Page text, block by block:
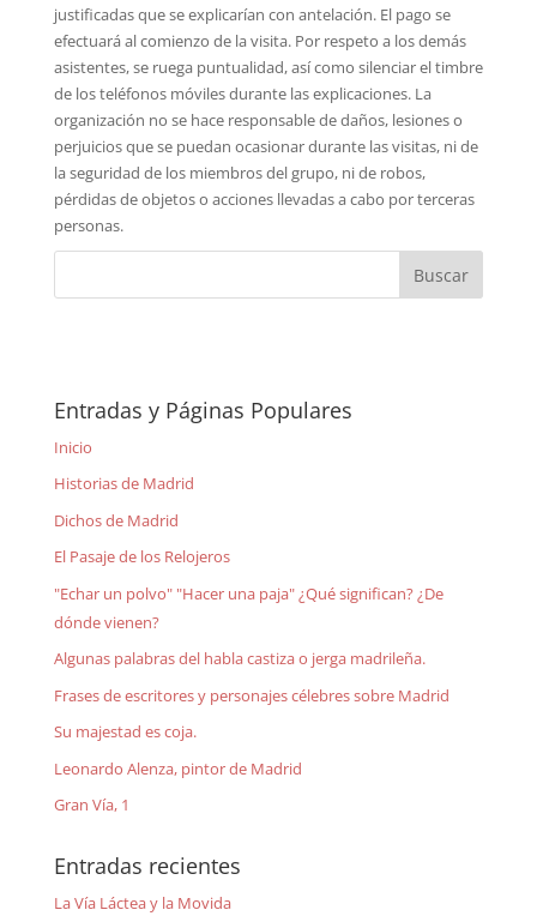
justificadas que se explicarían con antelación. El pago se
efectuará al comienzo de la visita. Por respeto a los demás
asistentes, se ruega puntualidad, así como silenciar el timbre
de los teléfonos móviles durante las explicaciones. La
organización no se hace responsable de daños, lesiones o
perjuicios que se puedan ocasionar durante las visitas, ni de
la seguridad de los miembros del grupo, ni de robos,
pérdidas de objetos o acciones llevadas a cabo por terceras
personas.
Entradas y Páginas Populares
Inicio
Historias de Madrid
Dichos de Madrid
El Pasaje de los Relojeros
"Echar un polvo" "Hacer una paja" ¿Qué significan? ¿De
dónde vienen?
Algunas palabras del habla castiza o jerga madrileña.
Frases de escritores y personajes célebres sobre Madrid
Su majestad es coja.
Leonardo Alenza, pintor de Madrid
Gran Vía, 1
Entradas recientes
La Vía Láctea y la Movida